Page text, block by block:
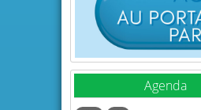
Agenda